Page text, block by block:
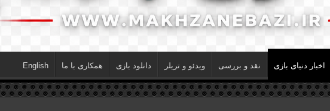
اخبار دنیای بازی نقد و بررسی ویدئو و تریلر دانلود بازی همکاری با ما English